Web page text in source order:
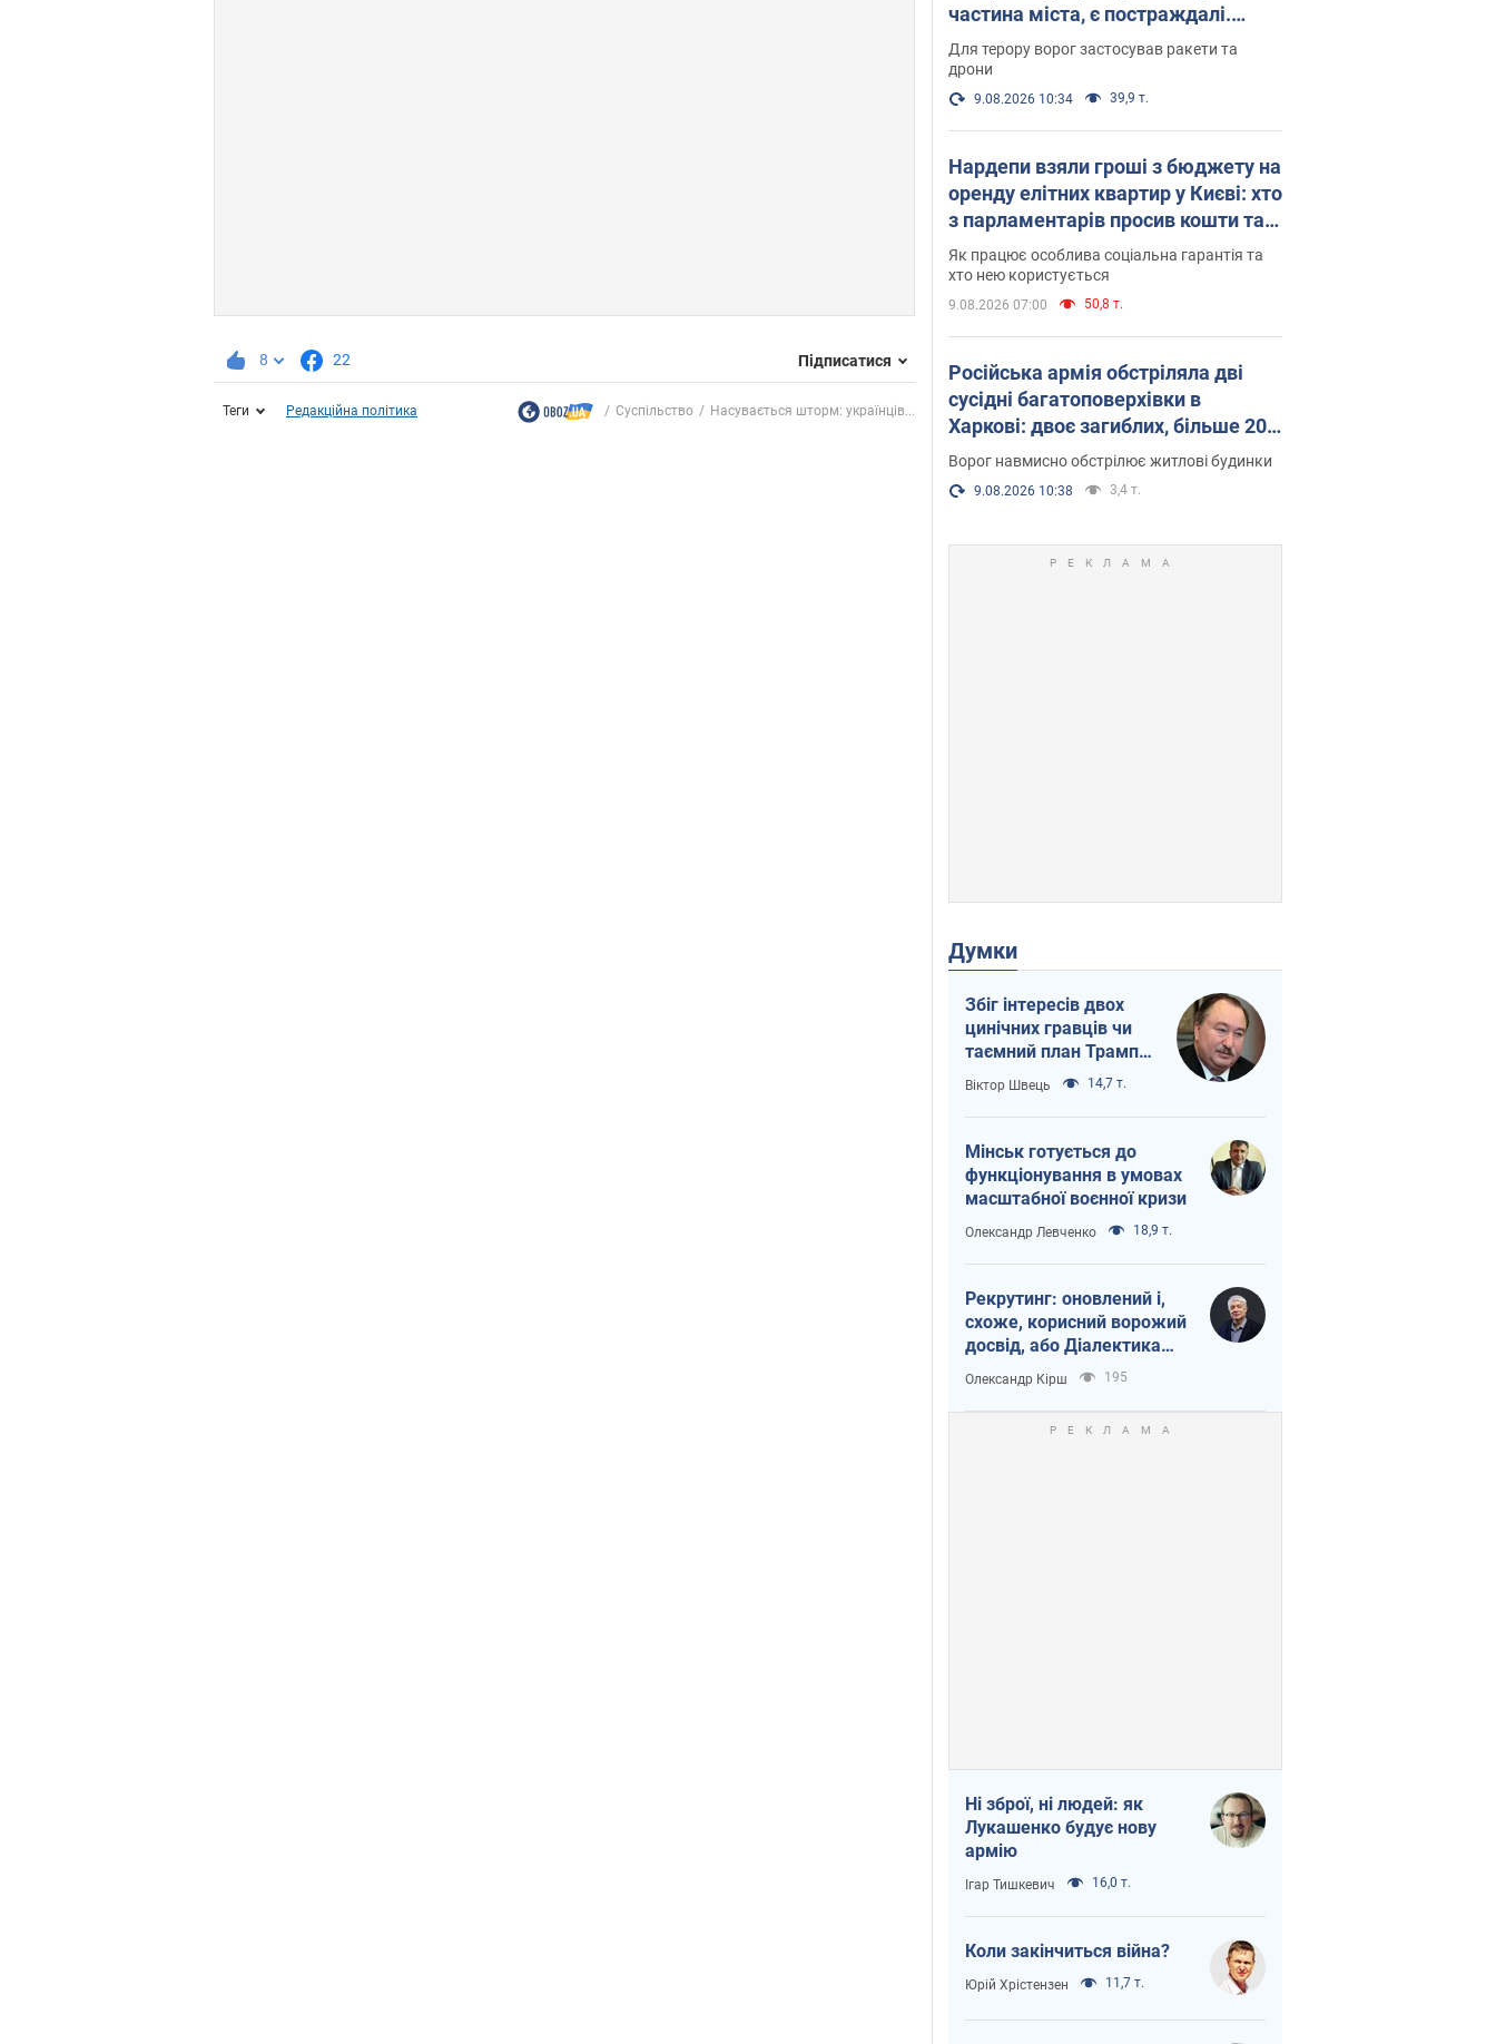
8 22 Підписатися
Теги Редакційна політика Суспільство Насувається шторм: українців...
частина міста, є постраждалі.
Фото та відео
Для терору ворог застосував ракети та
дрони
9.08.2026 10:34 39,9 т.
Нардепи взяли гроші з бюджету на
оренду елітних квартир у Києві: хто
з парламентарів просив кошти та
де поселився
Як працює особлива соціальна гарантія та
хто нею користується
9.08.2026 07:00 50,8 т.
Російська армія обстріляла дві
сусідні багатоповерхівки в
Харкові: двоє загиблих, більше 20
постраждалих
Ворог навмисно обстрілює житлові будинки
9.08.2026 10:38 3,4 т.
Думки
Збіг інтересів двох
цинічних гравців чи
таємний план Трампа
і Путіна?
Віктор Швець 14,7 т.
Мінськ готується до
функціонування в умовах
масштабної воєнної кризи
Олександр Левченко 18,9 т.
Рекрутинг: оновлений і,
схоже, корисний ворожий
досвід, або Діалектика
вибагливого боягузтва
Олександр Кірш 195
Ні зброї, ні людей: як
Лукашенко будує нову
армію
Ігар Тишкевич 16,0 т.
Коли закінчиться війна?
Юрій Хрістензен 11,7 т.